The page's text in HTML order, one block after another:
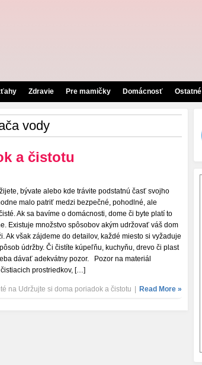
Zdravie Pre mamičky Domácnosť Ostatné
vody
a čistotu
bývate alebo kde trávite podstatnú časť svojho
malo patriť medzi bezpečné, pohodlné, ale
Ak sa bavíme o domácnosti, dome či byte platí to
Existuje množstvo spôsobov akým udržovať váš dom
Ak však zájdeme do detailov, každé miesto si vyžaduje
údržby. Či čistíte kúpeľňu, kuchyňu, drevo či plast
dávať adekvátny pozor. Pozor na materiál
prostriedkov, […]
na Udržujte si doma poriadok a čistotu Read More »